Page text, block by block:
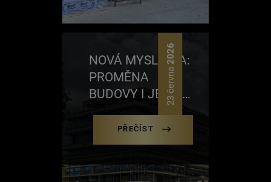
23 června
2026
NOVÁ MYSLIVNA:
PROMĚNA
BUDOVY I JEJÍHO
PŘEČÍST